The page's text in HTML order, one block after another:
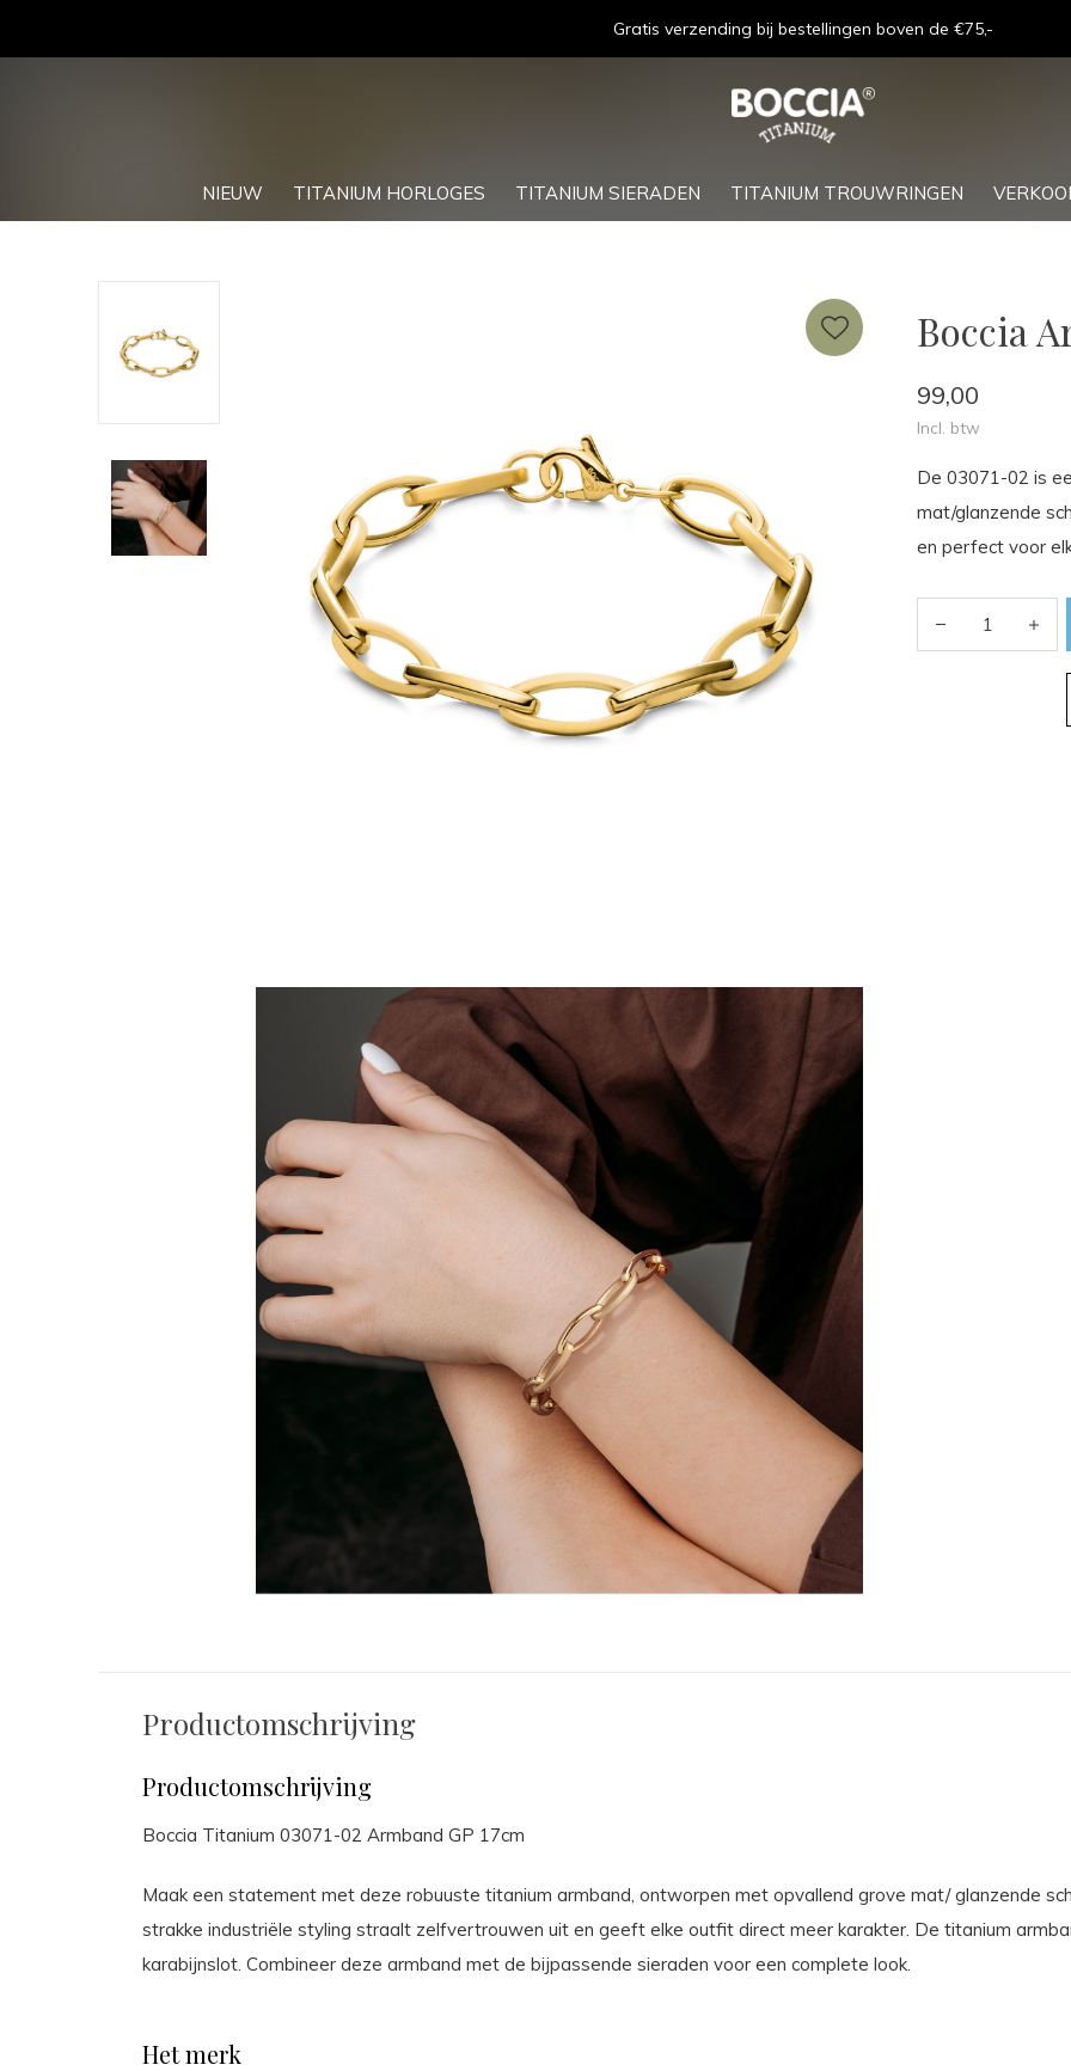
NIEUW TITANIUM HORLOGES TITANIUM SIERADEN TITANIUM TROUWRINGEN
Gratis verzending bij bestellingen boven de €75,-
Boccia
99,00
Incl. btw
De 03071-02 is
mat/glanzende
en perfect voor
Productomschrijving
Productomschrijving
Boccia Titanium 03071-02 Armband GP 17cm
Maak een statement met deze robuuste titanium armband, ontworpen met opvallend grove mat/ glanzende
strakke industriële styling straalt zelfvertrouwen uit en geeft elke outfit direct meer karakter. De titanium
karabijnslot. Combineer deze armband met de bijpassende sieraden voor een complete look.
Het merk